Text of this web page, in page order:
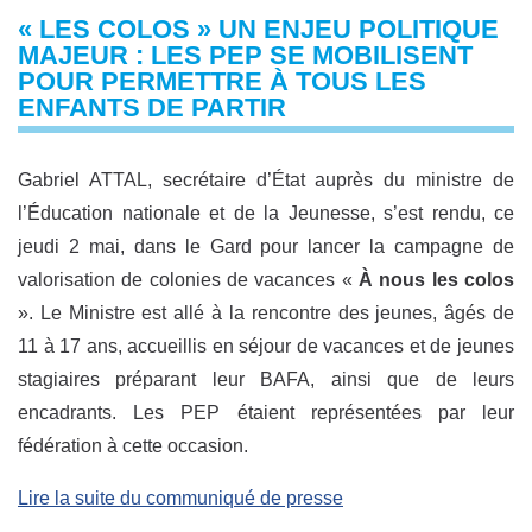
« LES COLOS » UN ENJEU POLITIQUE
MAJEUR : LES PEP SE MOBILISENT
POUR PERMETTRE À TOUS LES
ENFANTS DE PARTIR
Gabriel ATTAL, secrétaire d’État auprès du ministre de
l’Éducation nationale et de la Jeunesse, s’est rendu, ce
jeudi 2 mai, dans le Gard pour lancer la campagne de
valorisation de colonies de vacances « À nous les colos
». Le Ministre est allé à la rencontre des jeunes, âgés de
11 à 17 ans, accueillis en séjour de vacances et de jeunes
stagiaires préparant leur BAFA, ainsi que de leurs
encadrants. Les PEP étaient représentées par leur
fédération à cette occasion.
Lire la suite du communiqué de presse